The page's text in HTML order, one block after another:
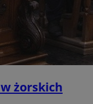
żorskich